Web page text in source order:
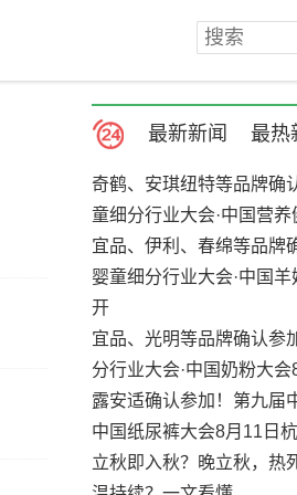
最新新闻 最热
奇鹤、安琪纽特等品牌确
童细分行业大会·中国营
宜品、伊利、春绵等品牌
婴童细分行业大会·中国
开
宜品、光明等品牌确认参
分行业大会·中国奶粉大
露安适确认参加！第九届
中国纸尿裤大会8月11日
立秋即入秋？晚立秋，热